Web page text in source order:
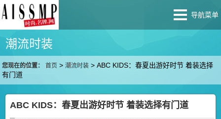
导航菜单
潮流时装
您现在的位置： 首页 >潮流时装 >ABC KIDS：春夏出游好时节 着装选择
有门道
ABC KIDS：春夏出游好时节 着装选择有门道